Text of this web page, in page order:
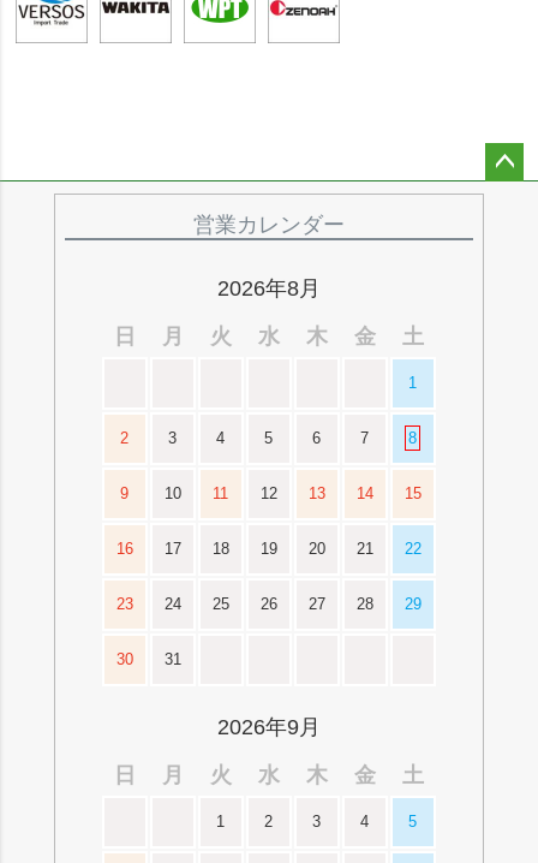
営業カレンダー
2026年8月
日
月 火 水 木 金 土
1
2 3 4 5 6 7 8
9 10 11 12 13 14 15
16 17 18 19 20 21 22
23 24 25 26 27 28 29
30 31
2026年9月
日
月 火 水 木 金 土
1 2 3 4 5